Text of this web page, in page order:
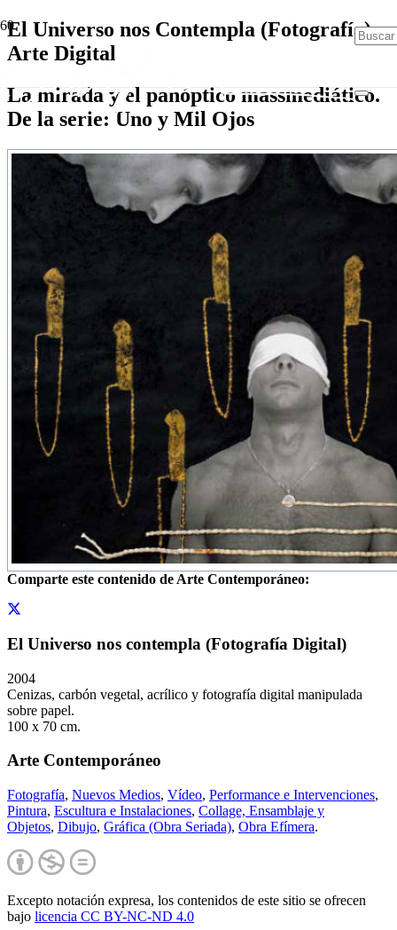
El Universo nos Contempla (Fotografía).
Arte Digital
La mirada y el panóptico massmediático.
De la serie: Uno y Mil Ojos
Comparte este contenido de Arte Contemporáneo:
El Universo nos contempla (Fotografía Digital)
2004
Cenizas, carbón vegetal, acrílico y fotografía digital manipulada
sobre papel.
100 x 70 cm.
Arte Contemporáneo
Fotografía, Nuevos Medios, Vídeo, Performance e Intervenciones,
Pintura, Escultura e Instalaciones, Collage, Ensamblaje y
Objetos, Dibujo, Gráfica (Obra Seriada), Obra Efímera.
Excepto notación expresa, los contenidos de este sitio se ofrecen
bajo licencia CC BY-NC-ND 4.0